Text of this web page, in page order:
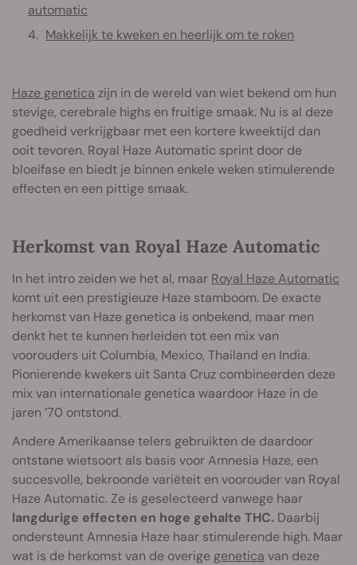
automatic
Makkelijk te kweken en heerlijk om te roken
Haze genetica zijn in de wereld van wiet bekend om hun
stevige, cerebrale highs en fruitige smaak. Nu is al deze
goedheid verkrijgbaar met een kortere kweektijd dan
ooit tevoren. Royal Haze Automatic sprint door de
bloeifase en biedt je binnen enkele weken stimulerende
effecten en een pittige smaak.
Herkomst van Royal Haze Automatic
In het intro zeiden we het al, maar Royal Haze Automatic
komt uit een prestigieuze Haze stamboom. De exacte
herkomst van Haze genetica is onbekend, maar men
denkt het te kunnen herleiden tot een mix van
voorouders uit Columbia, Mexico, Thailand en India.
Pionierende kwekers uit Santa Cruz combineerden deze
mix van internationale genetica waardoor Haze in de
jaren ’70 ontstond.
Andere Amerikaanse telers gebruikten de daardoor
ontstane wietsoort als basis voor Amnesia Haze, een
succesvolle, bekroonde variëteit en voorouder van Royal
Haze Automatic. Ze is geselecteerd vanwege haar
langdurige effecten en hoge gehalte THC. Daarbij
ondersteunt Amnesia Haze haar stimulerende high. Maar
wat is de herkomst van de overige genetica van deze